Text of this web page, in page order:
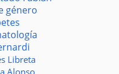
género
Libreta
Alonso